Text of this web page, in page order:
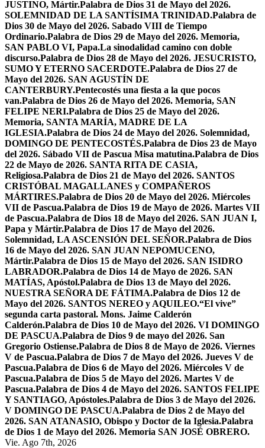
JUSTINO, Mártir.Palabra de Dios 31 de Mayo del 2026.
SOLEMNIDAD DE LA SANTÍSIMA TRINIDAD.Palabra de
Dios 30 de Mayo del 2026. Sabado VIII de Tiempo
Ordinario.Palabra de Dios 29 de Mayo del 2026. Memoria,
SAN PABLO VI, Papa.La sinodalidad camino con doble
discurso.Palabra de Dios 28 de Mayo del 2026. JESUCRISTO,
SUMO Y ETERNO SACERDOTE.Palabra de Dios 27 de
Mayo del 2026. SAN AGUSTÍN DE
CANTERBURY.Pentecostés una fiesta a la que pocos
van.Palabra de Dios 26 de Mayo del 2026. Memoria, SAN
FELIPE NERI.Palabra de Dios 25 de Mayo del 2026.
Memoria, SANTA MARÍA, MADRE DE LA
IGLESIA.Palabra de Dios 24 de Mayo del 2026. Solemnidad,
DOMINGO DE PENTECOSTÉS.Palabra de Dios 23 de Mayo
del 2026. Sábado VII de Pascua Misa matutina.Palabra de Dios
22 de Mayo de 2026. SANTA RITA DE CASIA,
Religiosa.Palabra de Dios 21 de Mayo del 2026. SANTOS
CRISTÓBAL MAGALLANES y COMPAÑEROS
MÁRTIRES.Palabra de Dios 20 de Mayo del 2026. Miércoles
VII de Pascua.Palabra de Dios 19 de Mayo de 2026. Martes VII
de Pascua.Palabra de Dios 18 de Mayo del 2026. SAN JUAN I,
Papa y Mártir.Palabra de Dios 17 de Mayo del 2026.
Solemnidad, LA ASCENSIÓN DEL SEÑOR.Palabra de Dios
16 de Mayo del 2026. SAN JUAN NEPOMUCENO,
Mártir.Palabra de Dios 15 de Mayo del 2026. SAN ISIDRO
LABRADOR.Palabra de Dios 14 de Mayo de 2026. SAN
MATÍAS, Apóstol.Palabra de Dios 13 de Mayo del 2026.
NUESTRA SEÑORA DE FÁTIMA.Palabra de Dios 12 de
Mayo del 2026. SANTOS NEREO y AQUILEO.“El vive”
segunda carta pastoral. Mons. Jaime Calderón
Calderón.Palabra de Dios 10 de Mayo del 2026. VI DOMINGO
DE PASCUA.Palabra de Dios 9 de mayo del 2026. San
Gregorio Ostiense.Palabra de Dios 8 de Mayo de 2026. Viernes
V de Pascua.Palabra de Dios 7 de Mayo del 2026. Jueves V de
Pascua.Palabra de Dios 6 de Mayo del 2026. Miércoles V de
Pascua.Palabra de Dios 5 de Mayo del 2026. Martes V de
Pascua.Palabra de Dios 4 de Mayo del 2026. SANTOS FELIPE
Y SANTIAGO, Apóstoles.Palabra de Dios 3 de Mayo del 2026.
V DOMINGO DE PASCUA.Palabra de Dios 2 de Mayo del
2026. SAN ATANASIO, Obispo y Doctor de la Iglesia.Palabra
de Dios 1 de Mayo del 2026. Memoria SAN JOSÉ OBRERO.
Vie. Ago 7th, 2026